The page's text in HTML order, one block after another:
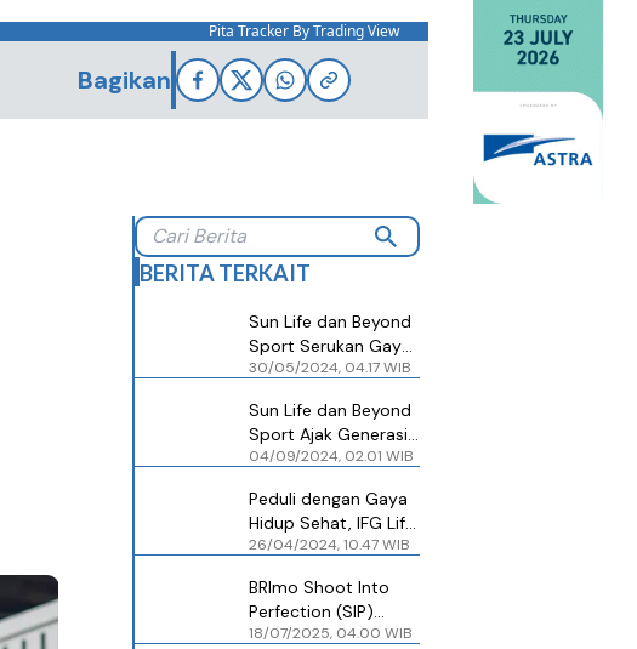
Pita Tracker By Trading View
Bagikan
BERITA TERKAIT
Sun Life dan Beyond
Sport Serukan Gaya
Hidup Sehat ke
30/05/2024, 04.17 WIB
Sun Life dan Beyond
Sport Ajak Generasi
Muda di Asia Hidup
Program
Hoops+Health
04/09/2024, 02.01 WIB
Peduli dengan Gaya
Hidup Sehat, IFG Life
Hadirkan IFG Life
dan IFG LifeCHANCE
26/04/2024, 10.47 WIB
BRImo Shoot Into
Perfection (SIP)
Padel League 2025:
18/07/2025, 04.00 WIB